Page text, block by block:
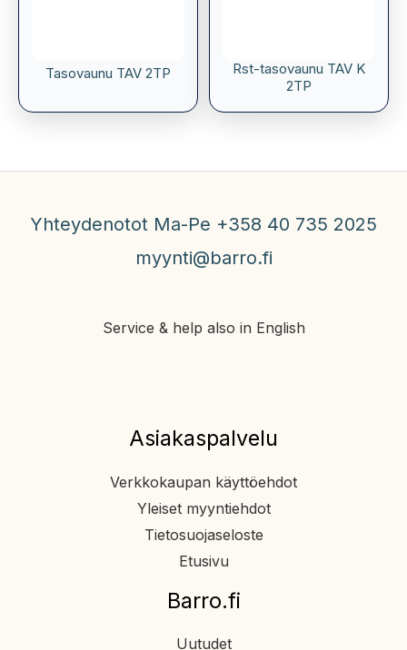
Tasovaunu TAV 2TP
Rst-tasovaunu TAV K
2TP
Yhteydenotot Ma-Pe +358 40 735 2025
myynti@barro.fi
Service & help also in English
Asiakaspalvelu
Verkkokaupan käyttöehdot
Yleiset myyntiehdot
Tietosuojaseloste
Etusivu
Barro.fi
Uutudet